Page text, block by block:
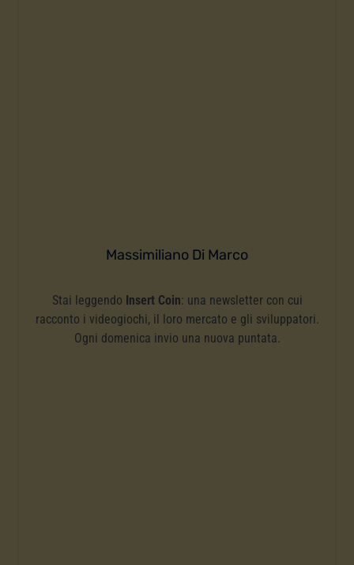
Massimiliano Di Marco
Stai leggendo Insert Coin: una newsletter con cui
racconto i videogiochi, il loro mercato e gli sviluppatori.
Ogni domenica invio una nuova puntata.